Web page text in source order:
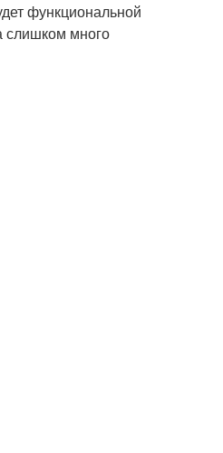
функциональной
слишком много